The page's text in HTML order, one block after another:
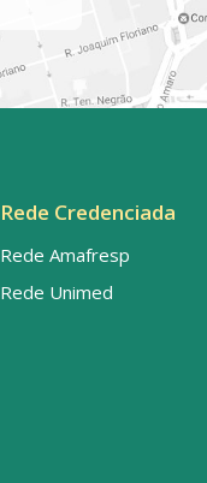
Rede Credenciada
Rede Amafresp
Rede Unimed